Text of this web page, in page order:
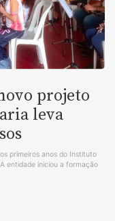
projeto
leva
primeiros anos do Instituto
entidade iniciou a formação